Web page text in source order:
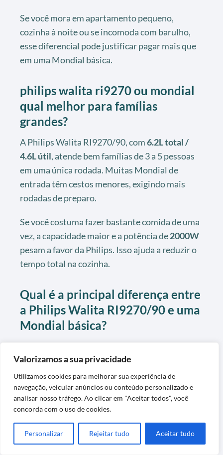
Valorizamos a sua privacidade
Utilizamos cookies para melhorar sua experiência de
navegação, veicular anúncios ou conteúdo personalizado e
analisar nosso tráfego. Ao clicar em "Aceitar todos", você
concorda com o uso de cookies.
Personalizar Rejeitar tudo Aceitar tudo
Se você mora em apartamento pequeno,
cozinha à noite ou se incomoda com barulho,
esse diferencial pode justificar pagar mais que
em uma Mondial básica.
philips walita ri9270 ou mondial
qual melhor para famílias
grandes?
A Philips Walita RI9270/90, com6.2L total /
4.6L útil, atende bem famílias de 3 a 5 pessoas
em uma única rodada. Muitas Mondial de
entrada têm cestos menores, exigindo mais
rodadas de preparo.
Se você costuma fazer bastante comida de uma
vez, a capacidade maior e a potência de2000W
pesam a favor da Philips. Isso ajuda a reduzir o
tempo total na cozinha.
Qual é a principal diferença entre
a Philips Walita RI9270/90 e uma
Mondial básica?
touch digital, silêncio, acabamento, potência e
qualidade do cestoantiaderente. A Mondial
básica foca mais em preço e simplicidade.
Se você prioriza apenas um aparelho funcional e
barato, Mondial pode bastar. Se quer mais
conforto de uso, durabilidade e desempenho, a